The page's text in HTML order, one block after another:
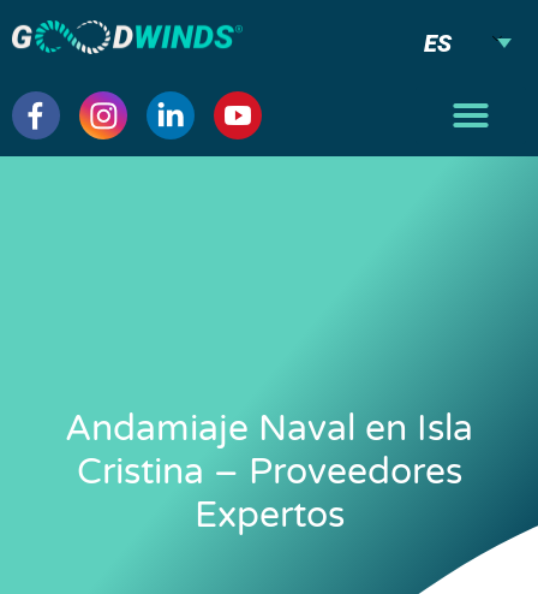
ES
Andamiaje Naval en Isla
Cristina – Proveedores
Expertos